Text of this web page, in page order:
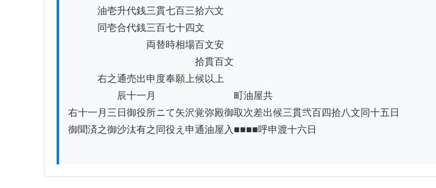
油壱升代銭三貫七百三拾六文
同壱合代銭三百七十四文
両替時相場百文安
拾貫百文
右之通売出申度奉願上候以上
辰十一月　　　　　　　　町油屋共
右十一月三日御役所ニて矢沢覚弥殿御取次差出候三貫弐百四拾八文同十五日
御聞済之御沙汰有之同役え申通油屋入■■■■呼申渡十六日